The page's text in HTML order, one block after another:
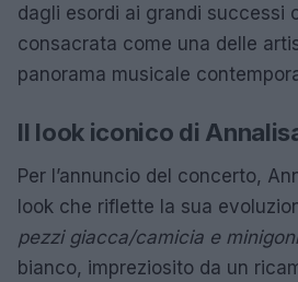
dagli esordi ai grandi successi
consacrata come una delle
panorama musicale
Il look iconico di
Per l’annuncio del concerto,
look che riflette la sua
pezzi giacca/camicia e
bianco, impreziosito da un